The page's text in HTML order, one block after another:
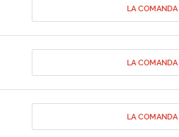
LA COMANDA
LA COMANDA
LA COMANDA